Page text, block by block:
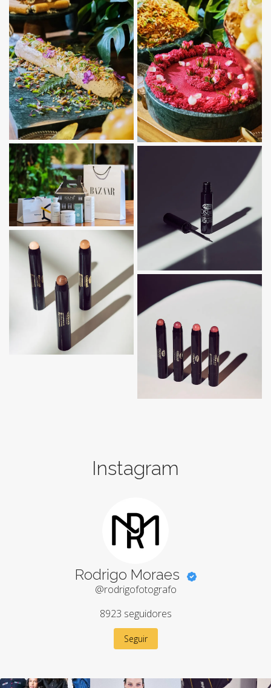
Instagram
Rodrigo Moraes
@rodrigofotografo
8923 seguidores
Seguir